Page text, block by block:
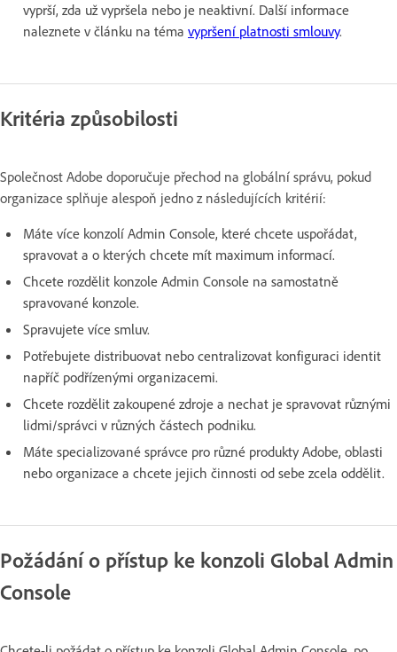
vyprší, zda už vypršela nebo je neaktivní. Další informace
naleznete v článku na téma vypršení platnosti smlouvy.
Kritéria způsobilosti
Společnost Adobe doporučuje přechod na globální správu, pokud
organizace splňuje alespoň jedno z následujících kritérií:
Máte více konzolí Admin Console, které chcete uspořádat,
spravovat a o kterých chcete mít maximum informací.
Chcete rozdělit konzole Admin Console na samostatně
spravované konzole.
Spravujete více smluv.
Potřebujete distribuovat nebo centralizovat konfiguraci identit
napříč podřízenými organizacemi.
Chcete rozdělit zakoupené zdroje a nechat je spravovat různými
lidmi/správci v různých částech podniku.
Máte specializované správce pro různé produkty Adobe, oblasti
nebo organizace a chcete jejich činnosti od sebe zcela oddělit.
Požádání o přístup ke konzoli Global Admin
Console